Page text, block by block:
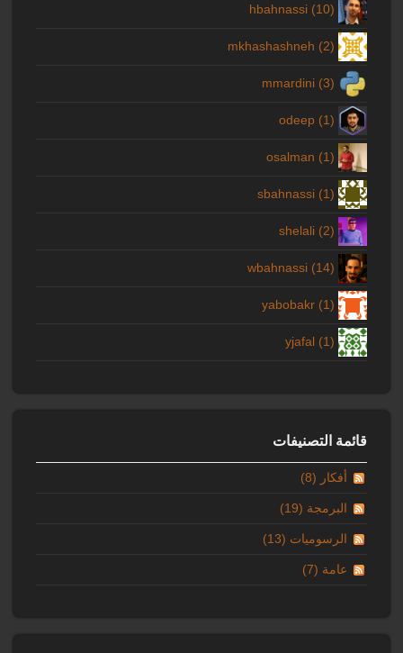
hbahnassi (10)
mkhashashneh (2)
mmardini (3)
odeep (1)
osalman (1)
sbahnassi (1)
shelali (2)
wbahnassi (14)
yabobakr (1)
yjafal (1)
قائمة التصنيفات
أفكار (8)
البرمجة (19)
الرسوميات (13)
عامة (7)